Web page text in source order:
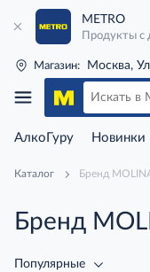
METRO
Продукты с
Магазин: Москва,
АлкоГуру Новинки
Каталог Бренд
Бренд
Популярные